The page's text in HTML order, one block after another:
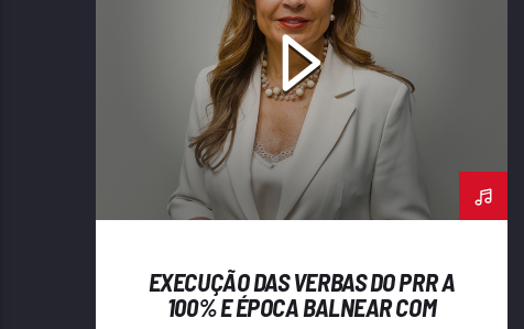
EXECUÇÃO DAS VERBAS DO PRR A
100% E ÉPOCA BALNEAR COM